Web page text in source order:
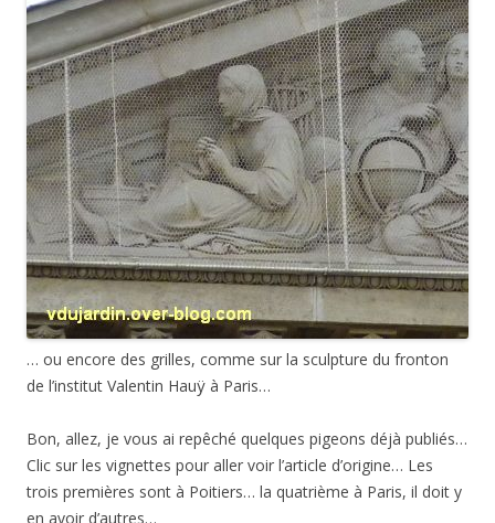
… ou encore des grilles, comme sur la sculpture du fronton
de l’institut Valentin Hauÿ à Paris…
Bon, allez, je vous ai repêché quelques pigeons déjà publiés…
Clic sur les vignettes pour aller voir l’article d’origine… Les
trois premières sont à Poitiers… la quatrième à Paris, il doit y
en avoir d’autres…